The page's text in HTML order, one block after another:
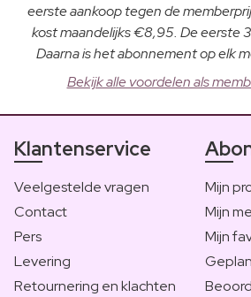
eerste aankoop tegen de
kost maandelijks €8,95. De eerste
Daarna is het abonnement op elk
Bekijk alle voordelen als
Klantenservice
Veelgestelde vragen
Contact
Pers
Levering
Retournering en klachten
Mijn
Mijn
Mijn